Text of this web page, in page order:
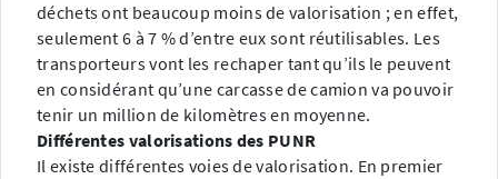
déchets ont beaucoup moins de valorisation ; en effet,
seulement 6 à 7 % d’entre eux sont réutilisables. Les
transporteurs vont les rechaper tant qu’ils le peuvent
en considérant qu’une carcasse de camion va pouvoir
tenir un million de kilomètres en moyenne.
Différentes valorisations des PUNR
Il existe différentes voies de valorisation. En premier